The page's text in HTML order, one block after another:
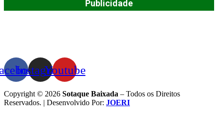
Publicidade
InstagramYoutube
Copyright © 2026 Sotaque Baixada – Todos os Direitos
Reservados. | Desenvolvido Por: JOERI